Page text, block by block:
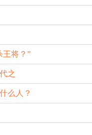
王将？”
之
么人？